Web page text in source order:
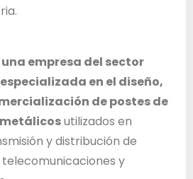
c
o
una empresa del sector
en el diseño,
de postes de
utilizados en
y distribución de
y